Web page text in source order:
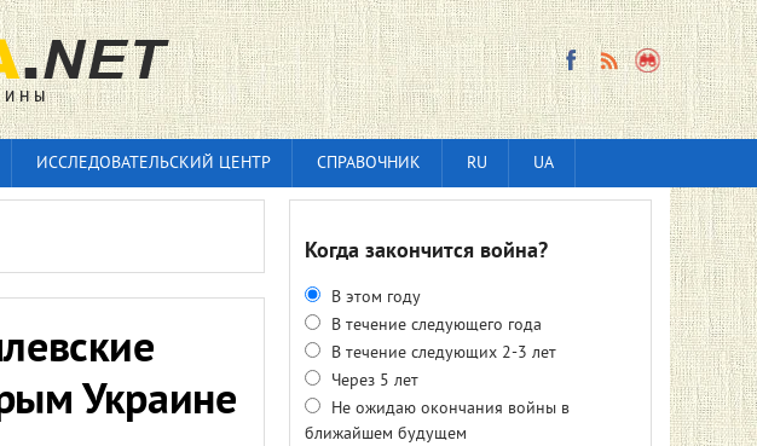
ИССЛЕДОВАТЕЛЬСКИЙ ЦЕНТР СПРАВОЧНИК RU UA
Украине
Когда закончится война?
В этом году
В течение следующего года
В течение следующих 2-3 лет
Через 5 лет
Не ожидаю окончания войны в
ближайшем будущем